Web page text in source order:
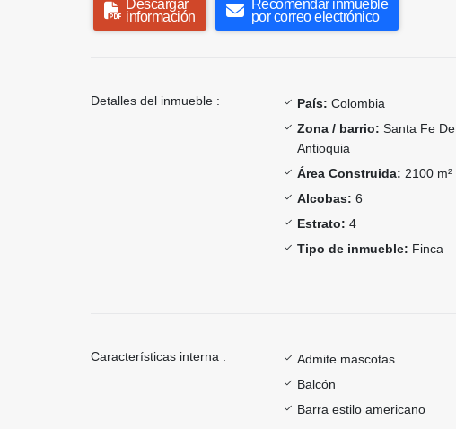
Descargar
información
Recomendar inmueble
por correo electrónico
Detalles del inmueble : País: Colombia
Zona / barrio: Santa Fe De
Antioquia
Área Construida: 2100 m²
Alcobas: 6
Estrato: 4
Tipo de inmueble: Finca
Características interna : Admite mascotas
Balcón
Barra estilo americano